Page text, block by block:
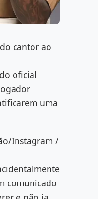
cantor ao
oficial
uma
Instagram /
comunicado